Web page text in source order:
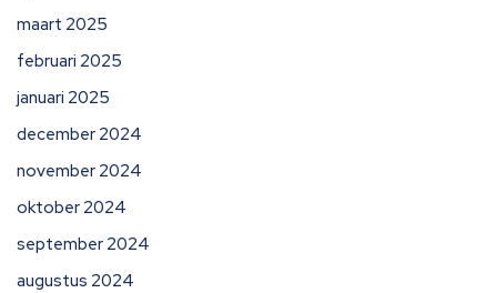
maart 2025
februari 2025
januari 2025
december 2024
november 2024
oktober 2024
september 2024
augustus 2024